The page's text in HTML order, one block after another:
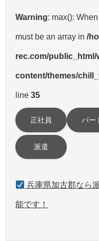
Warning: max():
must be an array in /
rec.com/public_html/
content/themes/
line 35
正社員 パー
派遣
兵庫県加古郡なら
能です！